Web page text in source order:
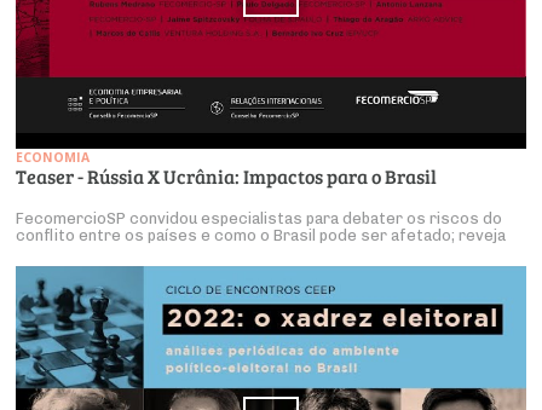
ECONOMIA
Teaser - Rússia X Ucrânia: Impactos para o Brasil
FecomercioSP convidou especialistas para debater os riscos do
conflito entre os países e como o Brasil pode ser afetado; reveja